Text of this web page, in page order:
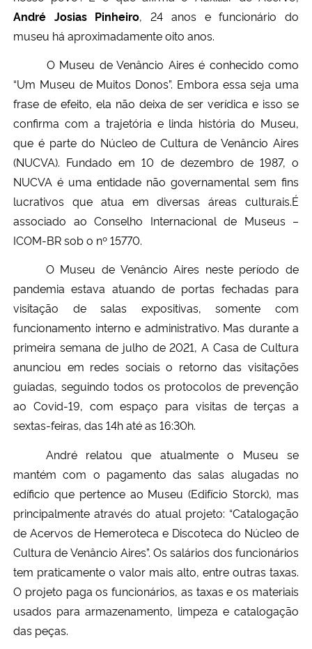
Advocacia-Geral da União
Banco Central do Brasil
Planalto
André Josias Pinheiro, 24 anos e funcionário do
museu há aproximadamente oito anos.
O Museu de Venâncio Aires é conhecido como
“Um Museu de Muitos Donos”. Embora essa seja uma
frase de efeito, ela não deixa de ser verídica e isso se
confirma com a trajetória e linda história do Museu,
que é parte do Núcleo de Cultura de Venâncio Aires
(NUCVA). Fundado em 10 de dezembro de 1987, o
NUCVA é uma entidade não governamental sem fins
lucrativos que atua em diversas áreas culturais.É
associado ao Conselho Internacional de Museus –
ICOM-BR sob o nº 15770.
O Museu de Venâncio Aires neste período de
pandemia estava atuando de portas fechadas para
visitação de salas expositivas, somente com
funcionamento interno e administrativo. Mas durante a
primeira semana de julho de 2021, A Casa de Cultura
anunciou em redes sociais o retorno das visitações
guiadas, seguindo todos os protocolos de prevenção
ao Covid-19, com espaço para visitas de terças a
sextas-feiras, das 14h até as 16:30h.
André relatou que atualmente o Museu se
mantém com o pagamento das salas alugadas no
edíficio que pertence ao Museu (Edifício Storck), mas
principalmente através do atual projeto: “Catalogação
de Acervos de Hemeroteca e Discoteca do Núcleo de
Cultura de Venâncio Aires”. Os salários dos funcionários
tem praticamente o valor mais alto, entre outras taxas.
O projeto paga os funcionários, as taxas e os materiais
usados para armazenamento, limpeza e catalogação
das peças.